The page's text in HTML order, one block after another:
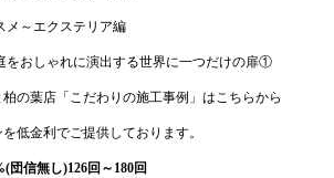
メ～エクステリア編
をおしゃれに演出する世界に一つだけの扉①
の葉店「こだわりの施工事例」 はこちらから
低金利でご提供しております。
団信無し)126回～180回